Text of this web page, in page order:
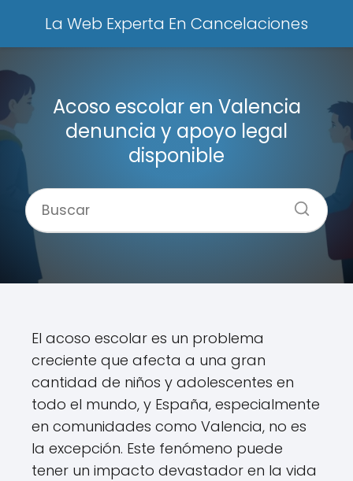
La Web Experta En Cancelaciones
Acoso escolar en Valencia
denuncia y apoyo legal
disponible
El acoso escolar es un problema
creciente que afecta a una gran
cantidad de niños y adolescentes en
todo el mundo, y España, especialmente
en comunidades como Valencia, no es
la excepción. Este fenómeno puede
tener un impacto devastador en la vida